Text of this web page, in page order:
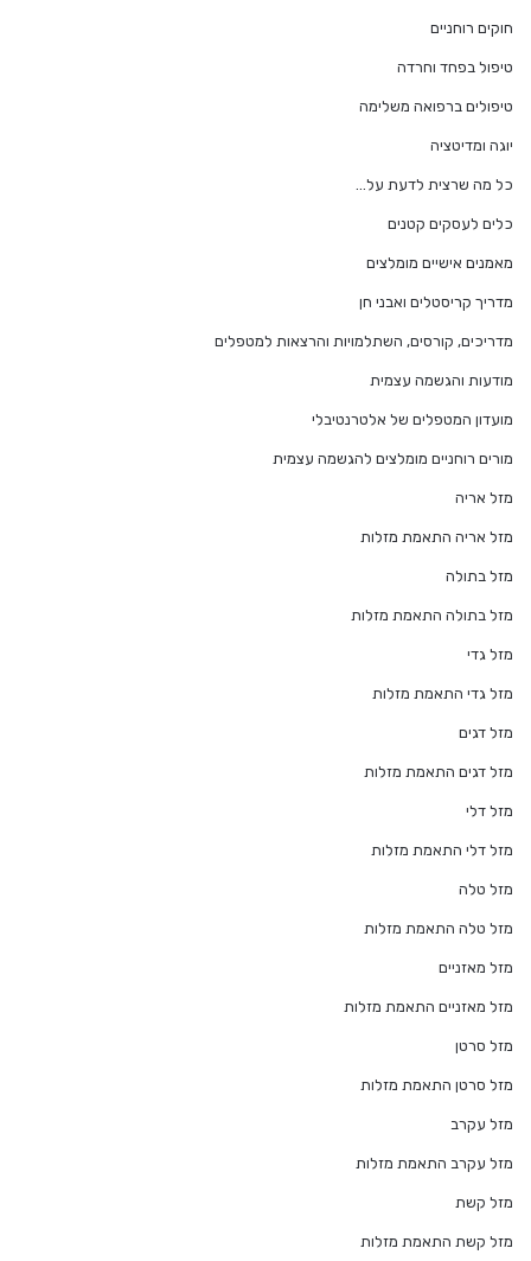
חוקים רוחניים
טיפול בפחד וחרדה
טיפולים ברפואה משלימה
יוגה ומדיטציה
כל מה שרצית לדעת על…
כלים לעסקים קטנים
מאמנים אישיים מומלצים
מדריך קריסטלים ואבני חן
מדריכים, קורסים, השתלמויות והרצאות למטפלים
מודעות והגשמה עצמית
מועדון המטפלים של אלטרנטיבלי
מורים רוחניים מומלצים להגשמה עצמית
מזל אריה
מזל אריה התאמת מזלות
מזל בתולה
מזל בתולה התאמת מזלות
מזל גדי
מזל גדי התאמת מזלות
מזל דגים
מזל דגים התאמת מזלות
מזל דלי
מזל דלי התאמת מזלות
מזל טלה
מזל טלה התאמת מזלות
מזל מאזניים
מזל מאזניים התאמת מזלות
מזל סרטן
מזל סרטן התאמת מזלות
מזל עקרב
מזל עקרב התאמת מזלות
מזל קשת
מזל קשת התאמת מזלות